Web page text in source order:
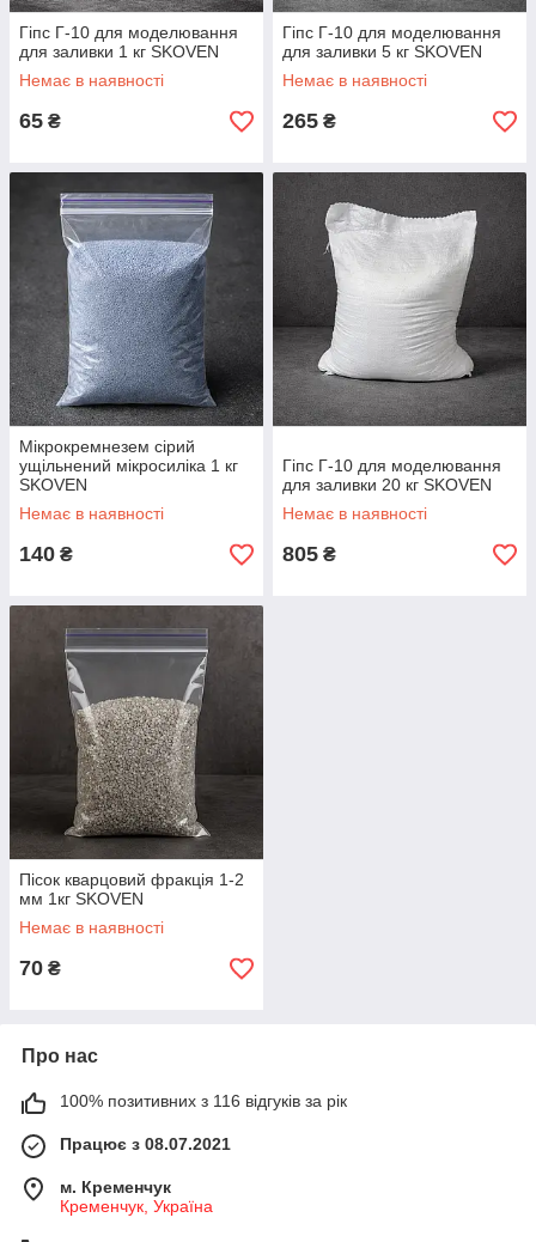
Гіпс Г-10 для моделювання
для заливки 1 кг SKOVEN
Немає в наявності
65 ₴
Гіпс Г-10 для моделювання
для заливки 5 кг SKOVEN
Немає в наявності
265 ₴
Мікрокремнезем сірий
ущільнений мікросиліка 1 кг
SKOVEN
Немає в наявності
140 ₴
Гіпс Г-10 для моделювання
для заливки 20 кг SKOVEN
Немає в наявності
805 ₴
Пісок кварцовий фракція 1-2
мм 1кг SKOVEN
Немає в наявності
70 ₴
Про нас
100% позитивних з 116 відгуків за рік
Працює з 08.07.2021
м. Кременчук
Кременчук, Україна